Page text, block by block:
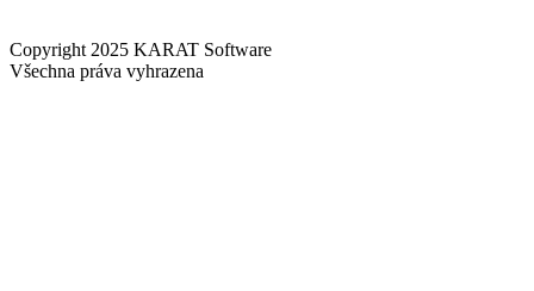
Copyright 2025 KARAT Software
Všechna práva vyhrazena